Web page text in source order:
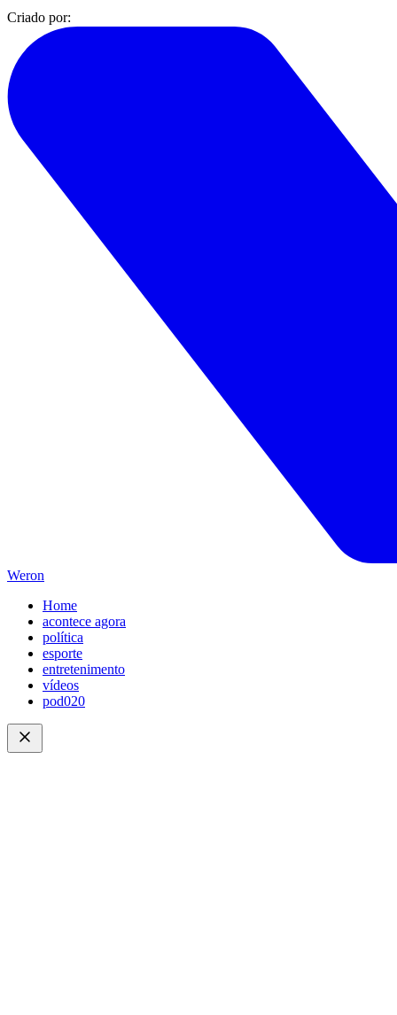
Criado por:
Weron
Home
acontece agora
política
esporte
entretenimento
vídeos
pod020